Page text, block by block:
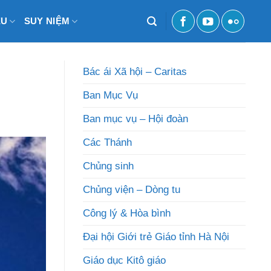
SUY NIỆM
Bác ái Xã hội – Caritas
Ban Mục Vụ
Ban mục vụ – Hội đoàn
Các Thánh
Chủng sinh
Chủng viện – Dòng tu
Công lý & Hòa bình
Đại hội Giới trẻ Giáo tỉnh Hà Nội
Giáo dục Kitô giáo